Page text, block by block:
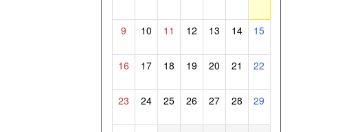
9 10 11 12 13 14 15
16 17 18 19 20 21 22
23 24 25 26 27 28 29